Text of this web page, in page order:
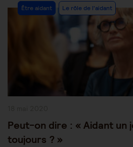
Post
Category:
Être aidant Le rôle de l'aidant
Peut-on dire : « Aidant un
toujours ? »